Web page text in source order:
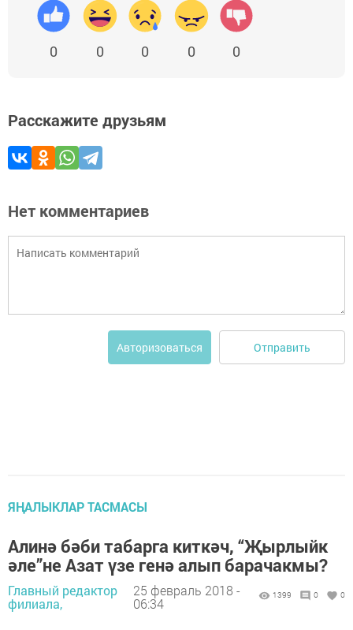
0 0 0 0 0
Расскажите друзьям
Нет комментариев
Авторизоваться Отправить
ЯҢАЛЫКЛАР ТАСМАСЫ
Алинә бәби табарга киткәч, “Җырлыйк
әле”не Азат үзе генә алып барачакмы?
Главный редактор
филиала,
25 февраль 2018 -
06:34
1399 0 0